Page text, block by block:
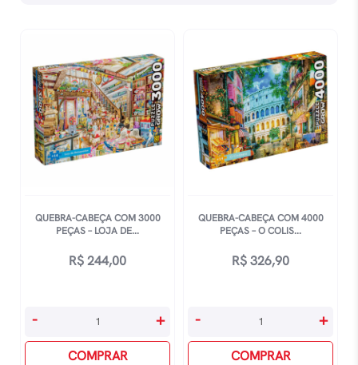
QUEBRA-CABEÇA COM 3000
PEÇAS – LOJA DE...
R$244,00
Quebra-
- +
COMPRAR
QUEBRA-CABEÇA COM 4000
PEÇAS – O COLIS...
R$326,90
Quebra-
- +
COMPRAR